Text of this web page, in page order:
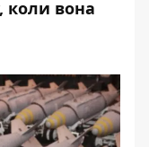
коли вона